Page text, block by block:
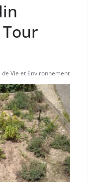
Vie et Environnement